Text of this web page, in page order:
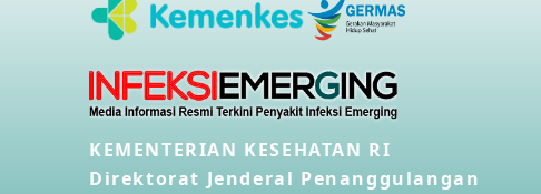
KEMENTERIAN KESEHATAN RI
Direktorat Jenderal Penanggulangan